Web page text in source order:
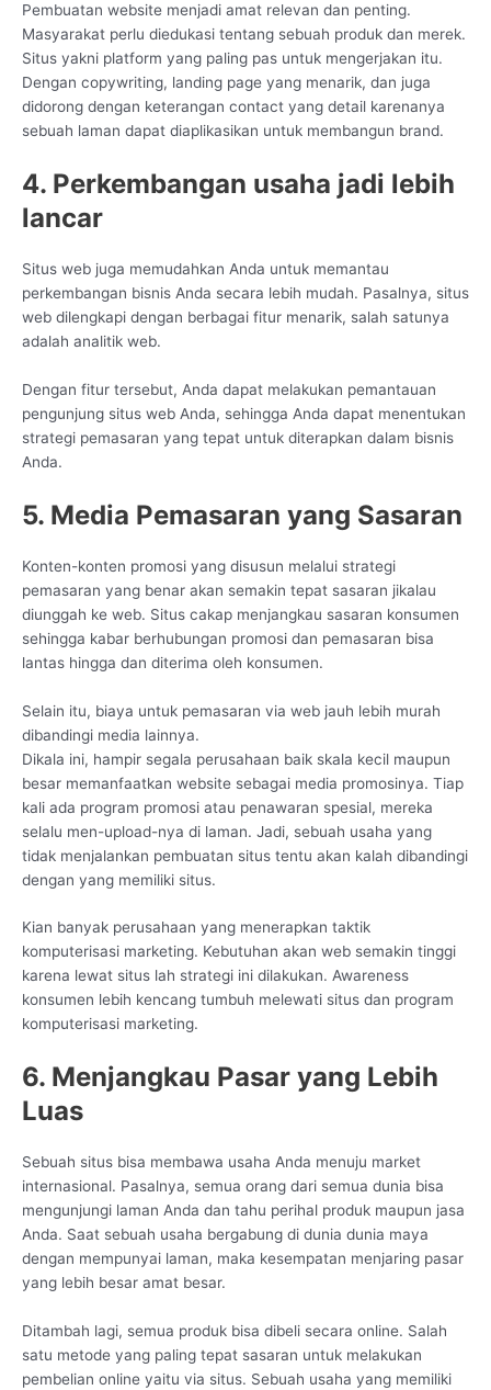
Pembuatan website menjadi amat relevan dan penting.
Masyarakat perlu diedukasi tentang sebuah produk dan merek.
Situs yakni platform yang paling pas untuk mengerjakan itu.
Dengan copywriting, landing page yang menarik, dan juga
didorong dengan keterangan contact yang detail karenanya
sebuah laman dapat diaplikasikan untuk membangun brand.
4. Perkembangan usaha jadi lebih
lancar
Situs web juga memudahkan Anda untuk memantau
perkembangan bisnis Anda secara lebih mudah. Pasalnya, situs
web dilengkapi dengan berbagai fitur menarik, salah satunya
adalah analitik web.
Dengan fitur tersebut, Anda dapat melakukan pemantauan
pengunjung situs web Anda, sehingga Anda dapat menentukan
strategi pemasaran yang tepat untuk diterapkan dalam bisnis
Anda.
5. Media Pemasaran yang Sasaran
Konten-konten promosi yang disusun melalui strategi
pemasaran yang benar akan semakin tepat sasaran jikalau
diunggah ke web. Situs cakap menjangkau sasaran konsumen
sehingga kabar berhubungan promosi dan pemasaran bisa
lantas hingga dan diterima oleh konsumen.
Selain itu, biaya untuk pemasaran via web jauh lebih murah
dibandingi media lainnya.
Dikala ini, hampir segala perusahaan baik skala kecil maupun
besar memanfaatkan website sebagai media promosinya. Tiap
kali ada program promosi atau penawaran spesial, mereka
selalu men-upload-nya di laman. Jadi, sebuah usaha yang
tidak menjalankan pembuatan situs tentu akan kalah dibandingi
dengan yang memiliki situs.
Kian banyak perusahaan yang menerapkan taktik
komputerisasi marketing. Kebutuhan akan web semakin tinggi
karena lewat situs lah strategi ini dilakukan. Awareness
konsumen lebih kencang tumbuh melewati situs dan program
komputerisasi marketing.
6. Menjangkau Pasar yang Lebih
Luas
Sebuah situs bisa membawa usaha Anda menuju market
internasional. Pasalnya, semua orang dari semua dunia bisa
mengunjungi laman Anda dan tahu perihal produk maupun jasa
Anda. Saat sebuah usaha bergabung di dunia dunia maya
dengan mempunyai laman, maka kesempatan menjaring pasar
yang lebih besar amat besar.
Ditambah lagi, semua produk bisa dibeli secara online. Salah
satu metode yang paling tepat sasaran untuk melakukan
pembelian online yaitu via situs. Sebuah usaha yang memiliki